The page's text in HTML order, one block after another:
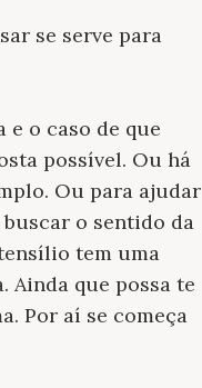
se serve para
o caso de que
possível. Ou há
Ou para ajudar
o sentido da
tem uma
Ainda que possa te
Por aí se começa